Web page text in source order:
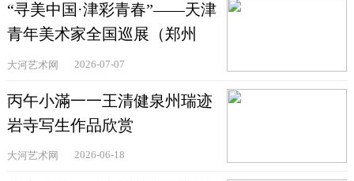
“寻美中国·津彩青春”——天津
青年美术家全国巡展（郑州
站）在河南省文联美术
大河艺术网 2026-07-07
丙午小滿一一王清健泉州瑞迹
岩寺写生作品欣赏
大河艺术网 2026-06-18